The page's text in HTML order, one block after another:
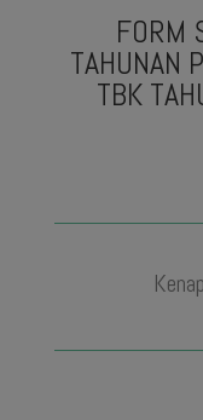
FORM
TAHUNAN
TBK